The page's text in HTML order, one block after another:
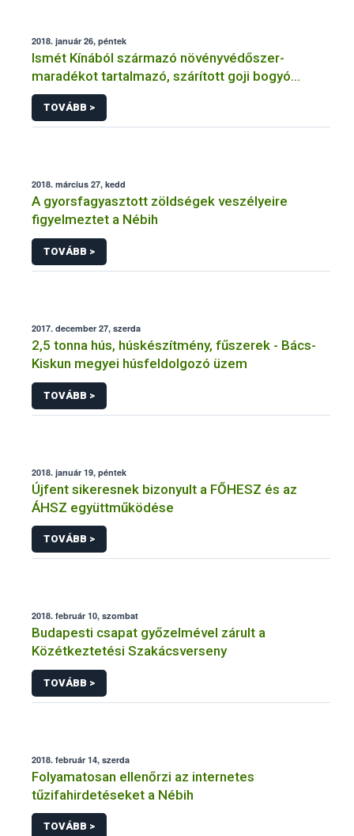
2018. január 26, péntek
Ismét Kínából származó növényvédőszer-
maradékot tartalmazó, szárított goji bogyó
kerülhetett a magyar boltok polcaira
TOVÁBB >
2018. március 27, kedd
A gyorsfagyasztott zöldségek veszélyeire
figyelmeztet a Nébih
TOVÁBB >
2017. december 27, szerda
2,5 tonna hús, húskészítmény, fűszerek - Bács-
Kiskun megyei húsfeldolgozó üzem
TOVÁBB >
2018. január 19, péntek
Újfent sikeresnek bizonyult a FŐHESZ és az
ÁHSZ együttműködése
TOVÁBB >
2018. február 10, szombat
Budapesti csapat győzelmével zárult a
Közétkeztetési Szakácsverseny
TOVÁBB >
2018. február 14, szerda
Folyamatosan ellenőrzi az internetes
tűzifahirdetéseket a Nébih
TOVÁBB >